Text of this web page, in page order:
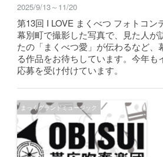
2025/9/13～11/20
第13回 I LOVE まくべつ フォトコン
幕別町で撮影した写真で、見た人が
たの「まくべつ愛」が伝わるなど、
る作品をお待ちしています。今年も
応募を受け付けています。
まっくグランドミュージック